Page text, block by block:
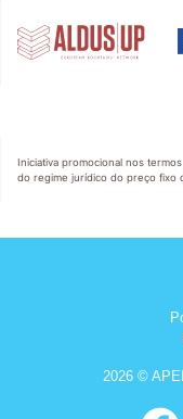
Iniciativa promocional nos termos
do regime jurídico do preço fixo
2026 ©